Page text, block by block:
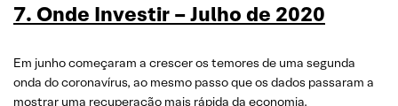
7. Onde Investir – Julho de 2020
Em junho começaram a crescer os temores de uma segunda
onda do coronavírus, ao mesmo passo que os dados passaram a
mostrar uma recuperação mais rápida da economia.